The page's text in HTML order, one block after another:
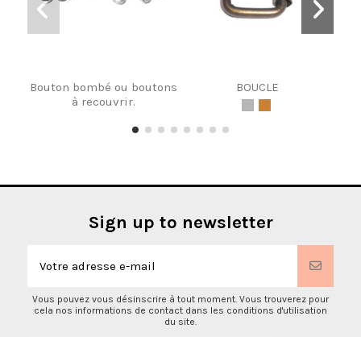
Bouton bombé ou boutons
à recouvrir.
BOUCLE
Sign up to newsletter
Vous pouvez vous désinscrire à tout moment. Vous trouverez pour
cela nos informations de contact dans les conditions d'utilisation
du site.